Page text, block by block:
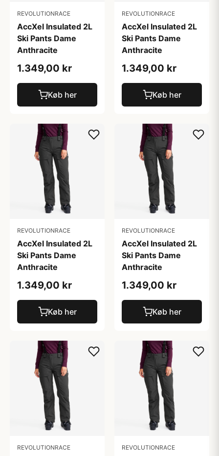
REVOLUTIONRACE
AccXel Insulated 2L
Ski Pants Dame
Anthracite
1.349,00 kr
Køb her
REVOLUTIONRACE
AccXel Insulated 2L
Ski Pants Dame
Anthracite
1.349,00 kr
Køb her
REVOLUTIONRACE
AccXel Insulated 2L
Ski Pants Dame
Anthracite
1.349,00 kr
Køb her
REVOLUTIONRACE
AccXel Insulated 2L
Ski Pants Dame
Anthracite
1.349,00 kr
Køb her
REVOLUTIONRACE REVOLUTIONRACE